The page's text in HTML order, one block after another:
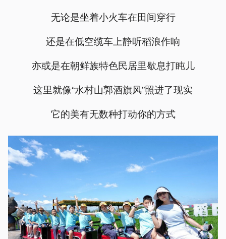
无论是坐着小火车在田间穿行
还是在低空缆车上静听稻浪作响
亦或是在朝鲜族特色民居里歇息打盹儿
这里就像“水村山郭酒旗风”照进了现实
它的美有无数种打动你的方式